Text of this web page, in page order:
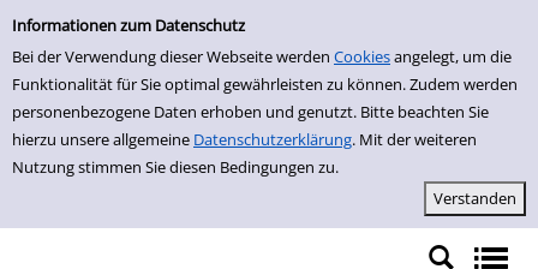
Einfache Suche
Informationen zum Datenschutz
Bei der Verwendung dieser Webseite werden Cookiesangelegt, um die
Funktionalität für Sie optimal gewährleisten zu können. Zudem werden
personenbezogene Daten erhoben und genutzt. Bitte beachten Sie
hierzu unsere allgemeine Datenschutzerklärung. Mit der weiteren
Nutzung stimmen Sie diesen Bedingungen zu.
Zur Detailanzeige springen